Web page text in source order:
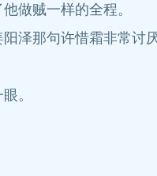
做贼一样的全程。
那句许惜霜非常讨
。